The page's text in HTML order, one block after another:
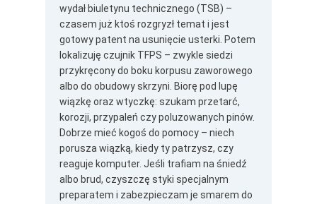
wydał biuletynu technicznego (TSB) –
czasem już ktoś rozgryzł temat i jest
gotowy patent na usunięcie usterki. Potem
lokalizuję czujnik TFPS – zwykle siedzi
przykręcony do boku korpusu zaworowego
albo do obudowy skrzyni. Biorę pod lupę
wiązkę oraz wtyczkę: szukam przetarć,
korozji, przypaleń czy poluzowanych pinów.
Dobrze mieć kogoś do pomocy – niech
porusza wiązką, kiedy ty patrzysz, czy
reaguje komputer. Jeśli trafiam na śniedź
albo brud, czyszczę styki specjalnym
preparatem i zabezpieczam je smarem do